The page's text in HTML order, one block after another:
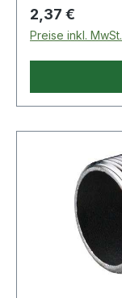
Regulärer
2,37 €
Preise inkl.